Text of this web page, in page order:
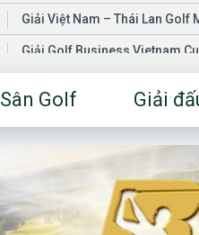
Giải Việt Nam – Thái Lan Golf
Giải Golf Business Vietnam
Fgolf Open Championship –
Golf Business Vietnam Cup 25
Sân Golf Giải